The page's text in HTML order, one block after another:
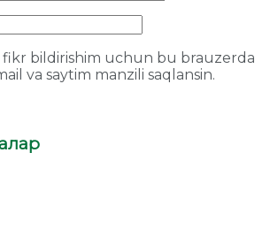
fikr bildirishim uchun bu brauzerda
va saytim manzili saqlansin.